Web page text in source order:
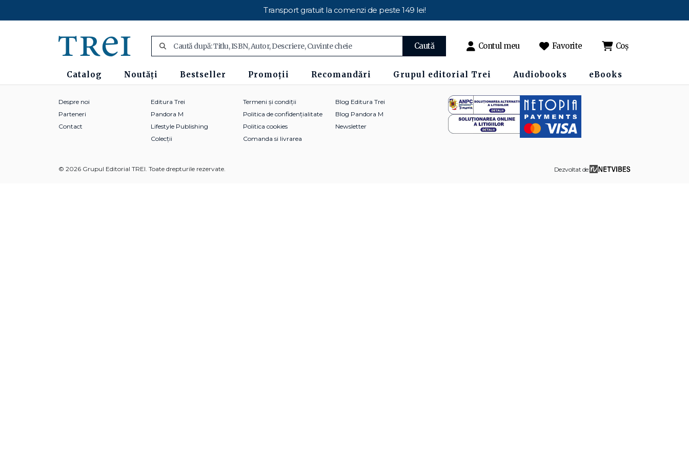
Transport gratuit la comenzi de peste 149 lei!
Caută Contul meu Favorite Coș
Catalog Noutăți Bestseller Promoții Recomandări Grupul editorial Trei Audiobooks eBooks
Despre noi
Parteneri
Contact
Editura Trei
Pandora M
Lifestyle Publishing
Colecții
Termeni și condiții
Politica de confidențialitate
Politica cookies
Comanda si livrarea
Blog Editura Trei
Blog Pandora M
Newsletter
© 2026 Grupul Editorial TREI. Toate drepturile rezervate. Dezvoltat de: